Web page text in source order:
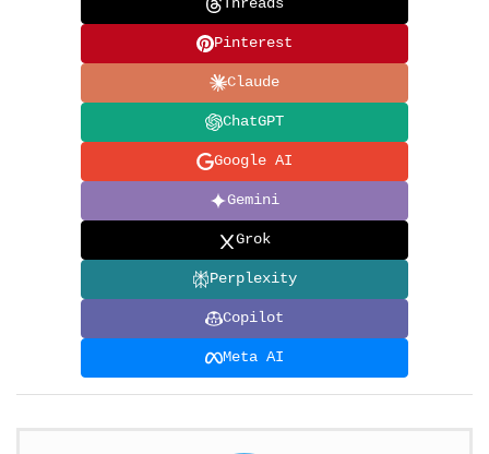
Threads
Pinterest
Claude
ChatGPT
Google AI
Gemini
Grok
Perplexity
Copilot
Meta AI